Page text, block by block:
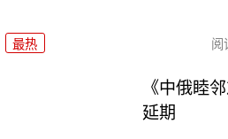
最热 阅
《中俄睦
延期